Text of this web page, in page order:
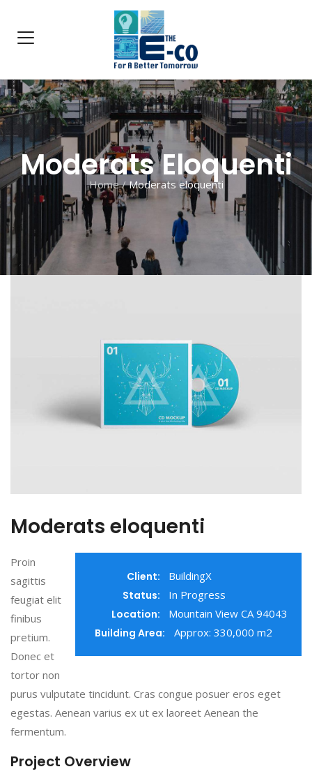
Moderats Eloquenti
Home/ Moderats eloquenti
Moderats eloquenti
Client:
BuildingX
Status:
In Progress
Location:
Mountain View CA 94043
Building Area:
Approx: 330,000 m2
Proin
sagittis
feugiat elit
finibus
pretium.
Donec et
tortor non
purus vulputate tincidunt. Cras congue posuer eros eget
egestas. Aenean varius ex ut ex laoreet Aenean the
fermentum.
Project Overview